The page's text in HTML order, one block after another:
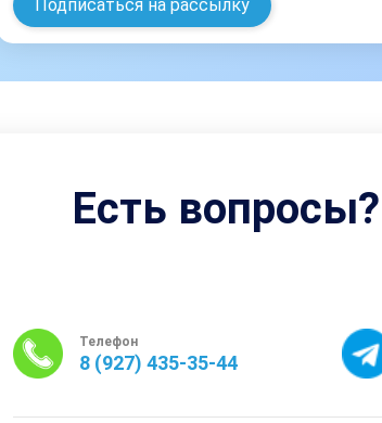
Подписаться на рассылку
Есть
Телефон
8 (927) 435-35-44